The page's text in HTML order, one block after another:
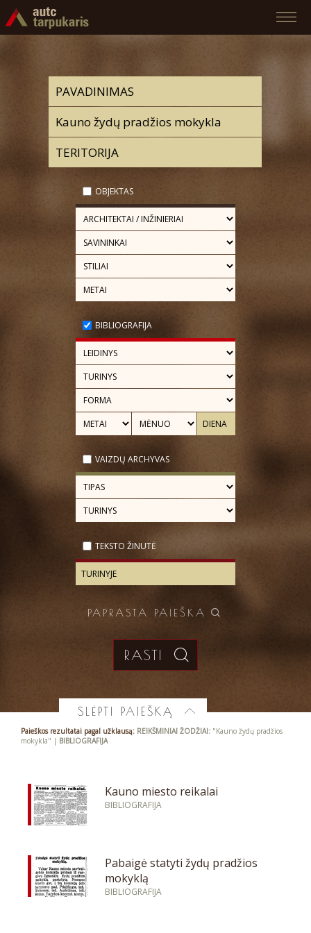
OBJEKTAS
BIBLIOGRAFIJA
VAIZDŲ ARCHYVAS
TEKSTO ŽINUTĖ
PAPRASTA PAIEŠKA
SLĖPTI PAIEŠKĄ
Paieškos rezultatai pagal užklausą: REIKŠMINIAI ŽODŽIAI: "Kauno žydų pradžios
mokykla" | BIBLIOGRAFIJA
Kauno miesto reikalai
BIBLIOGRAFIJA
Pabaigė statyti žydų pradžios
mokyklą
BIBLIOGRAFIJA